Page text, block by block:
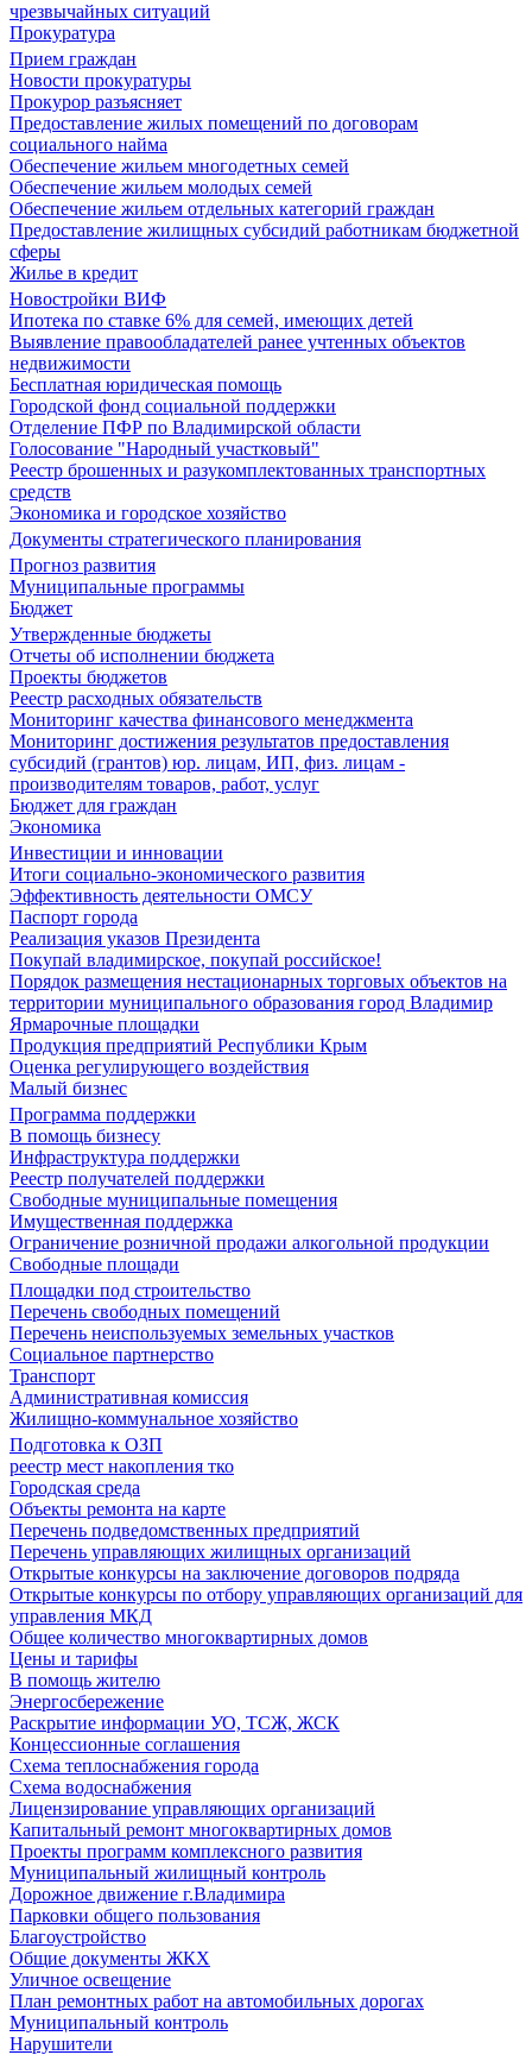
чрезвычайных ситуаций
Прокуратура
Прием граждан
Новости прокуратуры
Прокурор разъясняет
Предоставление жилых помещений по договорам
социального найма
Обеспечение жильем многодетных семей
Обеспечение жильем молодых семей
Обеспечение жильем отдельных категорий граждан
Предоставление жилищных субсидий работникам бюджетной
сферы
Жилье в кредит
Новостройки ВИФ
Ипотека по ставке 6% для семей, имеющих детей
Выявление правообладателей ранее учтенных объектов
недвижимости
Бесплатная юридическая помощь
Городской фонд социальной поддержки
Отделение ПФР по Владимирской области
Голосование "Народный участковый"
Реестр брошенных и разукомплектованных транспортных
средств
Экономика и городское хозяйство
Документы стратегического планирования
Прогноз развития
Муниципальные программы
Бюджет
Утвержденные бюджеты
Отчеты об исполнении бюджета
Проекты бюджетов
Реестр расходных обязательств
Мониторинг качества финансового менеджмента
Мониторинг достижения результатов предоставления
субсидий (грантов) юр. лицам, ИП, физ. лицам -
производителям товаров, работ, услуг
Бюджет для граждан
Экономика
Инвестиции и инновации
Итоги социально-экономического развития
Эффективность деятельности ОМСУ
Паспорт города
Реализация указов Президента
Покупай владимирское, покупай российское!
Порядок размещения нестационарных торговых объектов на
территории муниципального образования город Владимир
Ярмарочные площадки
Продукция предприятий Республики Крым
Оценка регулирующего воздействия
Малый бизнес
Программа поддержки
В помощь бизнесу
Инфраструктура поддержки
Реестр получателей поддержки
Свободные муниципальные помещения
Имущественная поддержка
Ограничение розничной продажи алкогольной продукции
Свободные площади
Площадки под строительство
Перечень свободных помещений
Перечень неиспользуемых земельных участков
Социальное партнерство
Транспорт
Административная комиссия
Жилищно-коммунальное хозяйство
Подготовка к ОЗП
реестр мест накопления тко
Городская среда
Объекты ремонта на карте
Перечень подведомственных предприятий
Перечень управляющих жилищных организаций
Открытые конкурсы на заключение договоров подряда
Открытые конкурсы по отбору управляющих организаций для
управления МКД
Общее количество многоквартирных домов
Цены и тарифы
В помощь жителю
Энергосбережение
Раскрытие информации УО, ТСЖ, ЖСК
Концессионные соглашения
Схема теплоснабжения города
Схема водоснабжения
Лицензирование управляющих организаций
Капитальный ремонт многоквартирных домов
Проекты программ комплексного развития
Муниципальный жилищный контроль
Дорожное движение г.Владимира
Парковки общего пользования
Благоустройство
Общие документы ЖКХ
Уличное освещение
План ремонтных работ на автомобильных дорогах
Муниципальный контроль
Нарушители